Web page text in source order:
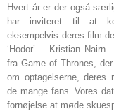
Hvert år er der også
har inviteret til at
eksempelvis deres film-
‘Hodor’ – Kristian
fra Game of Thrones,
om optagelserne, deres
de mange fans. Vores
fornøjelse at møde